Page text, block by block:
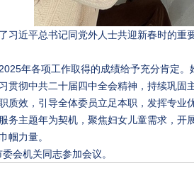
习近平总书记同党外人士共迎新春时的
年各项工作取得的成绩给予充分肯定
贯彻中共二十届四中全会精神，持续巩
质效，引导全体委员立足本职，发挥专
务主题年为契机，聚焦妇女儿童需求，开
帼力量。
会机关同志参加会议。